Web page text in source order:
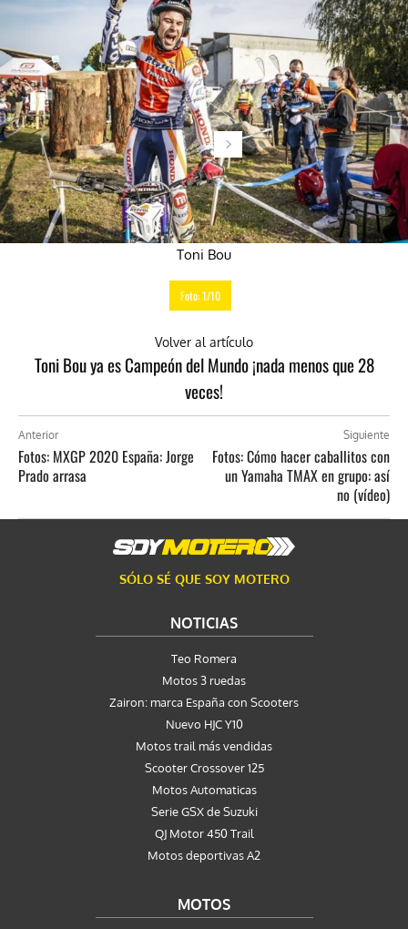
Toni Bou
Foto: 1/10
Volver al artículo
Toni Bou ya es Campeón del Mundo ¡nada menos que 28
veces!
Anterior
Fotos: MXGP 2020 España: Jorge
Prado arrasa
Siguiente
Fotos: Cómo hacer caballitos con
un Yamaha TMAX en grupo: así
no (vídeo)
SÓLO SÉ QUE SOY MOTERO
NOTICIAS
Teo Romera
Motos 3 ruedas
Zairon: marca España con Scooters
Nuevo HJC Y10
Motos trail más vendidas
Scooter Crossover 125
Motos Automaticas
Serie GSX de Suzuki
QJ Motor 450 Trail
Motos deportivas A2
MOTOS